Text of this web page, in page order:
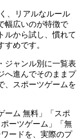
、リアルなルール
幅広いのが特徴で
ルから試し、慣れて
めです。
ジャンル別に一覧表
へ進んでそのままプ
、スポーツゲームを
ーム 無料」「スポ
ーツゲーム」「無
ードを、実際のプ